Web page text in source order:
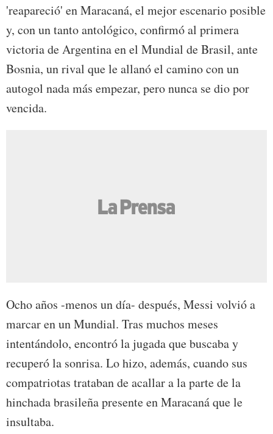
'reapareció' en Maracaná, el mejor escenario posible
y, con un tanto antológico, confirmó al primera
victoria de Argentina en el Mundial de Brasil, ante
Bosnia, un rival que le allanó el camino con un
autogol nada más empezar, pero nunca se dio por
vencida.
Ocho años -menos un día- después, Messi volvió a
marcar en un Mundial. Tras muchos meses
intentándolo, encontró la jugada que buscaba y
recuperó la sonrisa. Lo hizo, además, cuando sus
compatriotas trataban de acallar a la parte de la
hinchada brasileña presente en Maracaná que le
insultaba.